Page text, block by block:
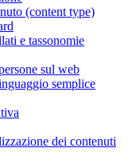
(content type)
e tassonomie
sul web
semplice
dei contenuti